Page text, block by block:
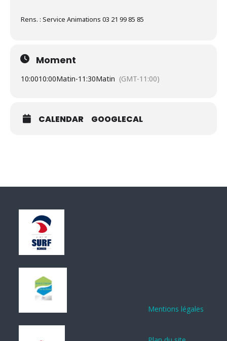
Rens. : Service Animations 03 21 99 85 85
Moment
10:0010:00Matin-11:30Matin (GMT-11:00)
CALENDAR GOOGLECAL
Mentions légales